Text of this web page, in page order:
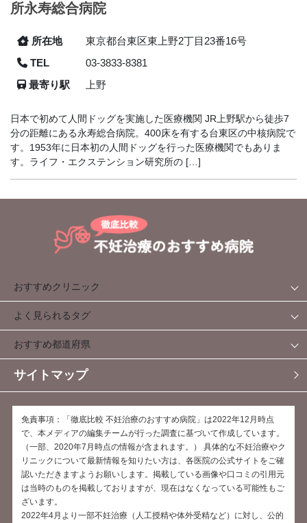
所永寿総合病院
所在地
東京都台東区東上野2丁目23番16号
TEL
03-3833-8381
最寄り駅
上野
日本で初めて人間ドッグを実施した医療機関 JR上野駅から徒歩7
分の距離にある永寿総合病院。400床を有する台東区の中核病院で
す。1953年に日本初の人間ドッグを行った医療機関でもありま
す。ライフ・エクステンション研究所の […]
おすすめクリニック
よく見られるタグ
おすすめ都道府県
サイトマップ
免責事項：「徹底比較 不妊治療のおすすめ病院」は2022年12月時点
で、本メディアの編集チームが行った調査に基づいて作成しています。
（一部、2020年7月時点の情報が含まれます。） 具体的な不妊治療やク
リニックについて最新情報を知りたい方は、各医院の公式サイトをご確
認いただきますようお願いします。掲載している画像や口コミの引用元
は当時のものを掲載しておりますが、現在はなくなっている可能性もご
ざいます。
2022年4月より一部不妊治療（人工授精や体外受精など）に対し、公的